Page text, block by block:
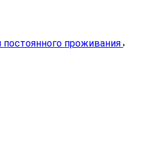
проживания